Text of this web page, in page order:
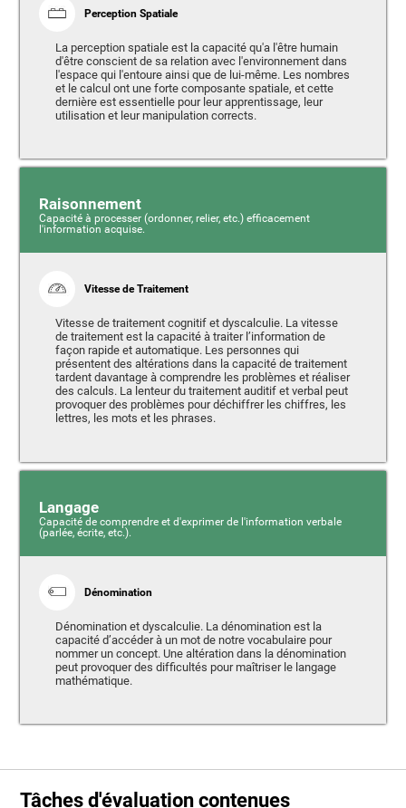
Perception Spatiale
La perception spatiale est la capacité qu'a l'être humain
d'être conscient de sa relation avec l'environnement dans
l'espace qui l'entoure ainsi que de lui-même. Les nombres
et le calcul ont une forte composante spatiale, et cette
dernière est essentielle pour leur apprentissage, leur
utilisation et leur manipulation corrects.
Raisonnement
Capacité à processer (ordonner, relier, etc.) efficacement
l'information acquise.
Vitesse de Traitement
Vitesse de traitement cognitif et dyscalculie. La vitesse
de traitement est la capacité à traiter l’information de
façon rapide et automatique. Les personnes qui
présentent des altérations dans la capacité de traitement
tardent davantage à comprendre les problèmes et réaliser
des calculs. La lenteur du traitement auditif et verbal peut
provoquer des problèmes pour déchiffrer les chiffres, les
lettres, les mots et les phrases.
Langage
Capacité de comprendre et d'exprimer de l'information verbale
(parlée, écrite, etc.).
Dénomination
Dénomination et dyscalculie. La dénomination est la
capacité d’accéder à un mot de notre vocabulaire pour
nommer un concept. Une altération dans la dénomination
peut provoquer des difficultés pour maîtriser le langage
mathématique.
Tâches d'évaluation contenues